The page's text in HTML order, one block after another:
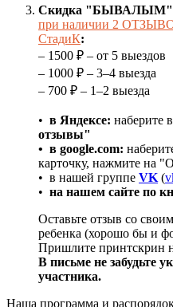
Скидка "БЫВАЛЫМ"
при наличии 2
СтадиК:
– 1500 ₽ – от 5 выездов
– 1000 ₽ – 3–4 выезда
– 700 ₽ – 1–2 выезда
• в Яндексе: наберите
отзывы"
• в google.com:
карточку, нажмите на
• в нашей группе VK (
• на нашем сайте по
Оставьте отзыв со
ребенка (хорошо бы и
Пришлите принтскрин
В письме не забудьте
участника.
Наша программа и